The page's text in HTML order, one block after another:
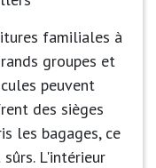
familiales à
groupes et
peuvent
des sièges
les bagages, ce
L'intérieur